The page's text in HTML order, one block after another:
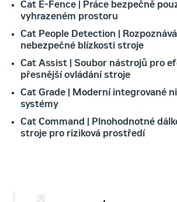
Cat E-Fence | Práce bezpečně
vyhrazeném prostoru
Cat People Detection |
nebezpečné blízkosti stroje
Cat Assist | Soubor nástrojů pro
přesnější ovládání stroje
Cat Grade | Moderní integrované
systémy
Cat Command | Plnohodnotné
stroje pro riziková prostředí